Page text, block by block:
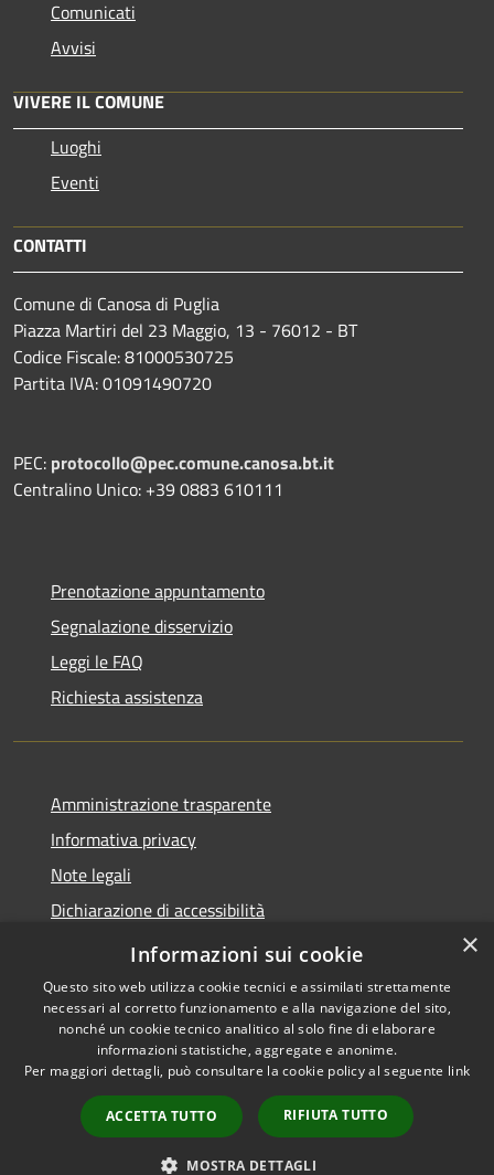
Comunicati
Avvisi
VIVERE IL COMUNE
Luoghi
Eventi
CONTATTI
Comune di Canosa di Puglia
Piazza Martiri del 23 Maggio, 13 - 76012 - BT
Codice Fiscale: 81000530725
Partita IVA: 01091490720
PEC: protocollo@pec.comune.canosa.bt.it
Centralino Unico: +39 0883 610111
Prenotazione appuntamento
Segnalazione disservizio
Leggi le FAQ
Richiesta assistenza
Amministrazione trasparente
Informativa privacy
Note legali
Dichiarazione di accessibilità
WhistleblowingPA
Accessibilità
Copyright © 2026 • Comune di
Canosa di Puglia • Powered by
Municipium•
Accesso
redazione
×
Informazioni sui cookie
Questo sito web utilizza cookie tecnici e assimilati strettamente
necessari al corretto funzionamento e alla navigazione del sito,
nonché un cookie tecnico analitico al solo fine di elaborare
informazioni statistiche, aggregate e anonime.
Per maggiori dettagli, può consultare la cookie policy al seguente link
ACCETTA TUTTO RIFIUTA TUTTO
MOSTRA DETTAGLI